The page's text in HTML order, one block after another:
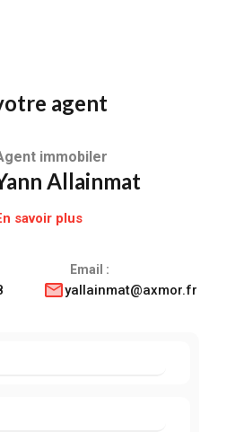
agent
immobiler
Allainmat
savoir plus
Email :
yallainmat@axmor.fr